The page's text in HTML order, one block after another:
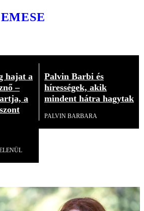
hajat a
–
a
Palvin Barbi és
hírességek, akik
mindent hátra hagytak
PALVIN BARBARA